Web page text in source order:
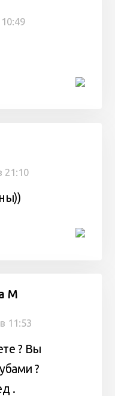
21:10
М
11:53
? Вы
?
.